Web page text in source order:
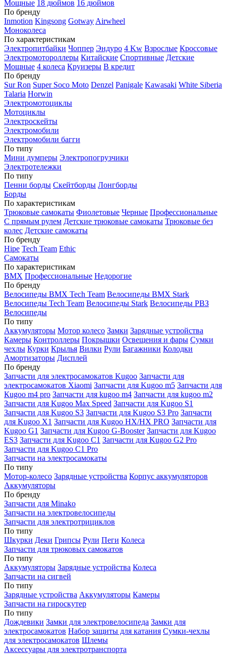
Мощные 18 дюймов 16 дюймов
По бренду
Inmotion Kingsong Gotway Airwheel
Моноколеса
По характеристикам
Электропитбайки Чоппер Эндуро 4 Kw Взрослые Кроссовые
Электромотороллеры Китайские Спортивные Детские
Мощные 4 колеса Круизеры В кредит
По бренду
Sur Ron Super Soco Moto Denzel Panigale Kawasaki White Siberia
Talaria Horwin
Электромотоциклы
Мотоциклы
Электроскейты
Электромобили
Электромобили багги
По типу
Мини думперы Электропогрузчики
Электротележки
По типу
Пенни борды Скейтборды Лонгборды
Борды
По характеристикам
Трюковые самокаты Фиолетовые Черные Профессиональные
С прямым рулем Детские трюковые самокаты Трюковые без
колес Детские самокаты
По бренду
Hipe Tech Team Ethic
Самокаты
По характеристикам
BMX Профессиональные Недорогие
По бренду
Велосипеды BMX Tech Team Велосипеды BMX Stark
Велосипеды Tech Team Велосипеды Stark Велосипеды РВЗ
Велосипеды
По типу
Аккумуляторы Мотор колесо Замки Зарядные устройства
Камеры Контроллеры Покрышки Освещения и фары Сумки
чехлы Курки Крылья Вилки Рули Багажники Колодки
Амортизаторы Дисплей
По бренду
Запчасти для электросамокатов Kugoo Запчасти для
электросамокатов Xiaomi Запчасти для Kugoo m5 Запчасти для
Кugoo m4 pro Запчасти для kugoo m4 Запчасти для kugoo m2
Запчасти для Kugoo Max Speed Запчасти для Kugoo S1
Запчасти для Kugoo S3 Запчасти для Kugoo S3 Pro Запчасти
для Kugoo X1 Запчасти для Kugoo HX/HX PRO Запчасти для
Kugoo G1 Запчасти для Kugoo G-Booster Запчасти для Kugoo
ES3 Запчасти для Kugoo C1 Запчасти для Kugoo G2 Pro
Запчасти для Kugoo C1 Pro
Запчасти на электросамокаты
По типу
Мотор-колесо Зарядные устройства Корпус аккумуляторов
Аккумуляторы
По бренду
Запчасти для Minako
Запчасти на электровелосипеды
Запчасти для электротрициклов
По типу
Шкурки Деки Грипсы Рули Пеги Колеса
Запчасти для трюковых самокатов
По типу
Аккумуляторы Зарядные устройства Колеса
Запчасти на сигвей
По типу
Зарядные устройства Аккумуляторы Камеры
Запчасти на гироскутер
По типу
Дождевики Замки для электровелосипеда Замки для
электросамокатов Набор защиты для катания Сумки-чехлы
для электросамокатов Шлемы
Аксессуары для электротранспорта